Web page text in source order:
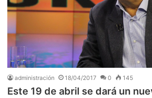
administración 18/04/2017 0 145
Este 19 de abril se dará un